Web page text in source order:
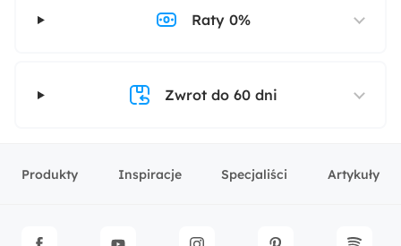
Raty 0%
Zwrot do 60 dni
Produkty Inspiracje Specjaliści Artykuły